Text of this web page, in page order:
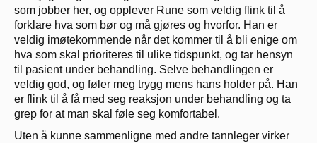
som jobber her, og opplever Rune som veldig flink til å
forklare hva som bør og må gjøres og hvorfor. Han er
veldig imøtekommende når det kommer til å bli enige om
hva som skal prioriteres til ulike tidspunkt, og tar hensyn
til pasient under behandling. Selve behandlingen er
veldig god, og føler meg trygg mens hans holder på. Han
er flink til å få med seg reaksjon under behandling og ta
grep for at man skal føle seg komfortabel.
Uten å kunne sammenligne med andre tannleger virker